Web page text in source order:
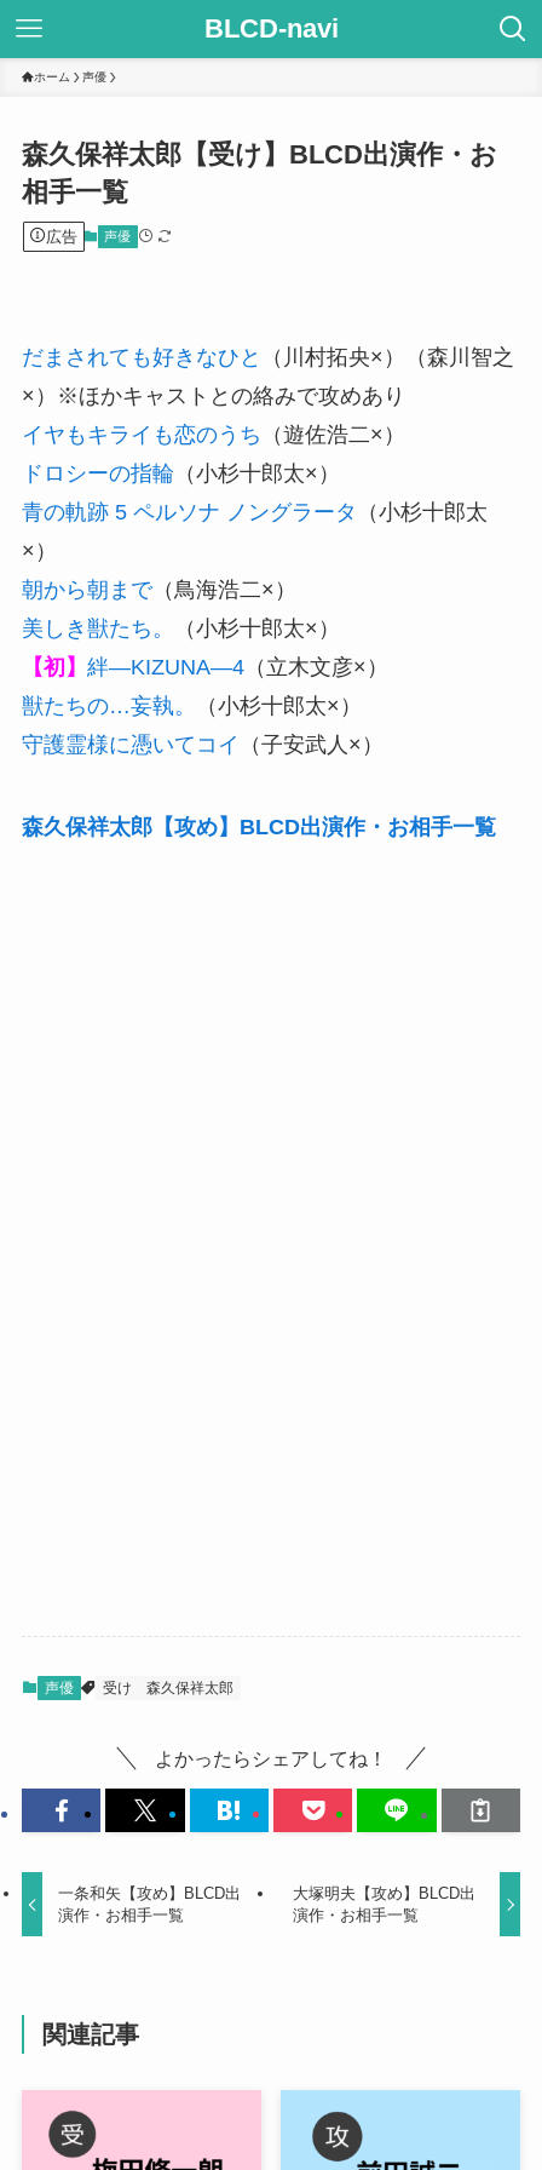
BLCD-navi
ホーム 声優
森久保祥太郎【受け】BLCD出演作・お
相手一覧
広告 声優
だまされても好きなひと
（川村拓央×）（森川智之
×）※ほかキャストとの絡みで攻めあり
イヤもキライも恋のうち （遊佐浩二×）
ドロシーの指輪 （小杉十郎太×）
青の軌跡 5 ペルソナ ノングラータ
（小杉十郎太
×）
朝から朝まで（鳥海浩二×）
美しき獣たち。
（小杉十郎太×）
【初】 絆―KIZUNA―4（立木文彦×）
獣たちの…妄執。
（小杉十郎太×）
守護霊様に憑いてコイ
（子安武人×）
森久保祥太郎【攻め】BLCD出演作・お相手一覧
声優 受け 森久保祥太郎
よかったらシェアしてね！
一条和矢【攻め】BLCD出
演作・お相手一覧
大塚明夫【攻め】BLCD出
演作・お相手一覧
関連記事